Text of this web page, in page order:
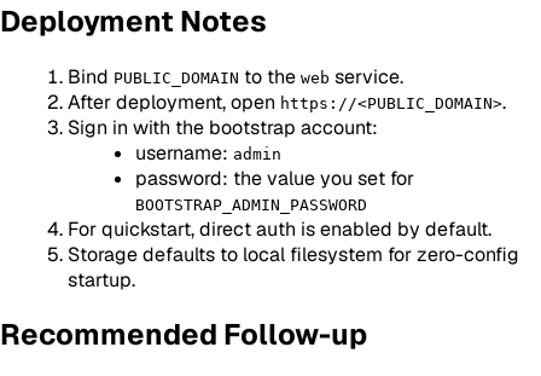
Deployment Notes
Bind PUBLIC_DOMAIN to the web service.
After deployment, open https://<PUBLIC_DOMAIN>.
Sign in with the bootstrap account:
username: admin
password: the value you set for
BOOTSTRAP_ADMIN_PASSWORD
For quickstart, direct auth is enabled by default.
Storage defaults to local filesystem for zero-config
startup.
Recommended Follow-up